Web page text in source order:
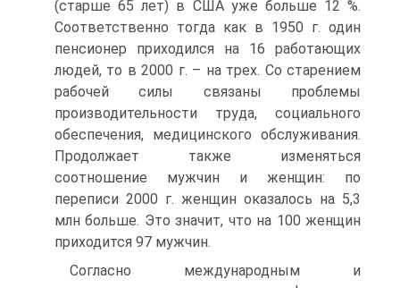
(старше 65 лет) в США уже больше 12 %.
Соответственно тогда как в 1950 г. один
пенсионер приходился на 16 работающих
людей, то в 2000 г. – на трех. Со старением
рабочей силы связаны проблемы
производительности труда, социального
обеспечения, медицинского обслуживания.
Продолжает также изменяться
соотношение мужчин и женщин: по
переписи 2000 г. женщин оказалось на 5,3
млн больше. Это значит, что на 100 женщин
приходится 97 мужчин.
Согласно международным и